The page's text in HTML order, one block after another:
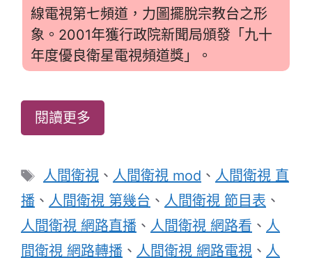
線電視第七頻道，力圖擺脫宗教台之形
象。2001年獲行政院新聞局頒發「九十
年度優良衛星電視頻道獎」。
閱讀更多
標
籤
人間衛視 、 人間衛視 mod 、 人間衛視 直
播 、 人間衛視 第幾台 、 人間衛視 節目表 、
人間衛視 網路直播 、 人間衛視 網路看 、 人
間衛視 網路轉播 、 人間衛視 網路電視 、 人